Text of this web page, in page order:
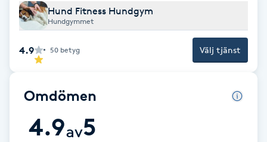
Cryoterapi
Damklippning
Dermapen
Diamantslipning
Hund Fitness Hundgym
Hundgymmet
4.9 50 betyg Välj tjänst
Omdömen
4.9av5